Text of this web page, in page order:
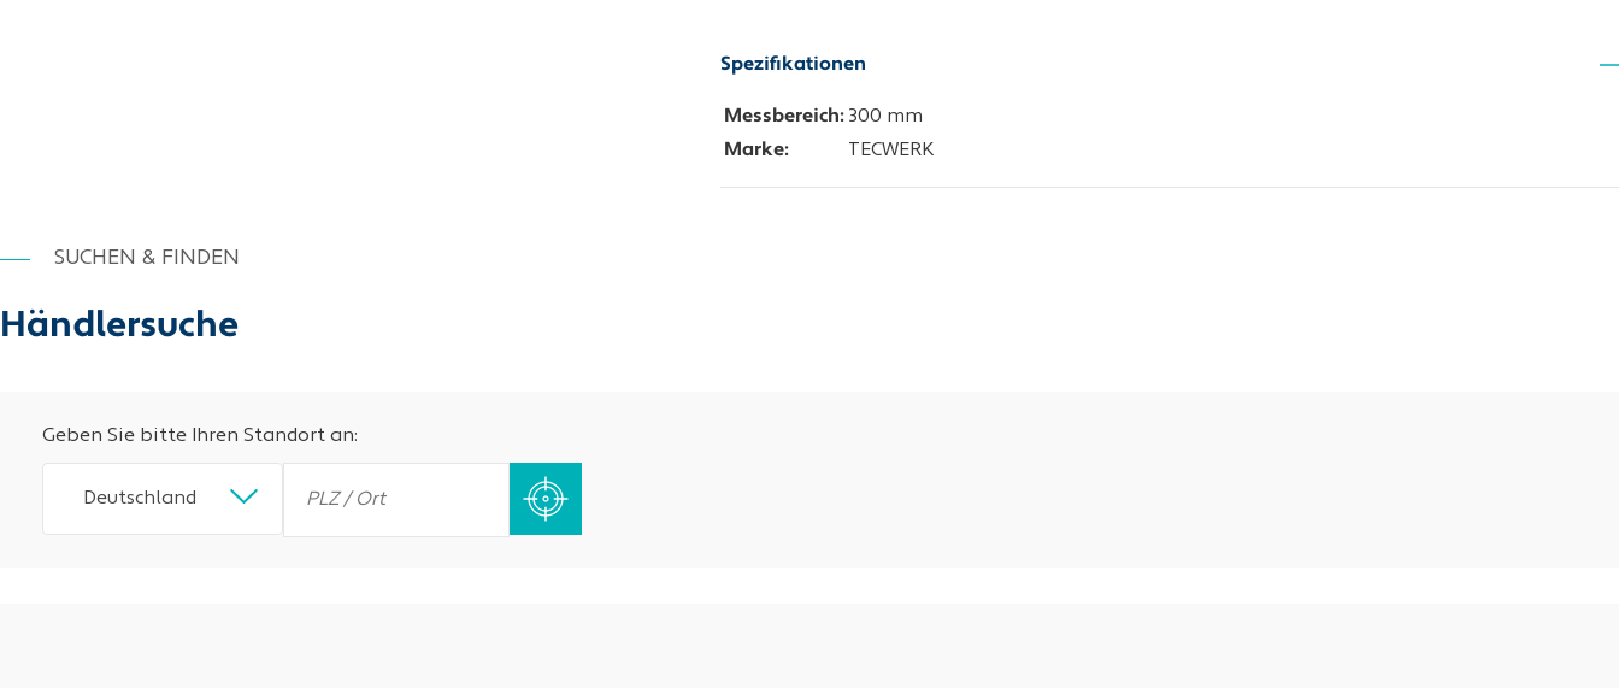
Spezifikationen
Messbereich: 300 mm
Marke:
TECWERK
SUCHEN & FINDEN
Händlersuche
Geben Sie bitte Ihren Standort an:
Deutschland